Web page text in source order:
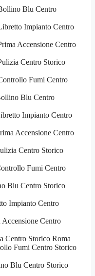
Blu Centro
Impianto Centro
Accensione Centro
Centro Storico
Fumi Centro
Blu Centro
Impianto Centro
Accensione Centro
Centro Storico
Fumi Centro
Blu Centro Storico
Impianto Centro
Centro
Centro Storico Roma
Fumi Centro Storico
Blu Centro Storico